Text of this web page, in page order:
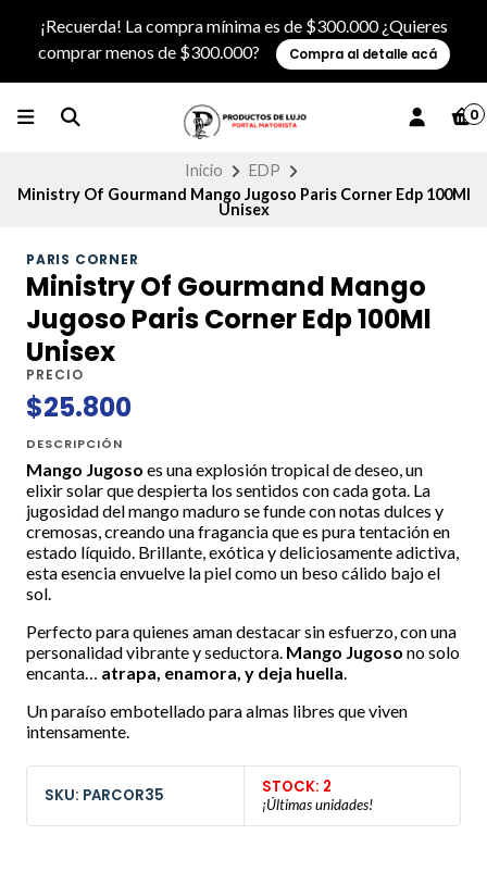
¡Recuerda! La compra mínima es de $300.000 ¿Quieres
comprar menos de $300.000?
Compra al detalle acá
0
Inicio
EDP
Ministry Of Gourmand Mango Jugoso Paris Corner Edp 100Ml
Unisex
PARIS CORNER
Ministry Of Gourmand Mango
Jugoso Paris Corner Edp 100Ml
Unisex
PRECIO
$25.800
DESCRIPCIÓN
Mango Jugoso es una explosión tropical de deseo, un
elixir solar que despierta los sentidos con cada gota. La
jugosidad del mango maduro se funde con notas dulces y
cremosas, creando una fragancia que es pura tentación en
estado líquido. Brillante, exótica y deliciosamente adictiva,
esta esencia envuelve la piel como un beso cálido bajo el
sol.
Perfecto para quienes aman destacar sin esfuerzo, con una
personalidad vibrante y seductora. Mango Jugoso no solo
encanta… atrapa, enamora, y deja huella.
Un paraíso embotellado para almas libres que viven
intensamente.
SKU: PARCOR35 STOCK: 2
¡Últimas unidades!